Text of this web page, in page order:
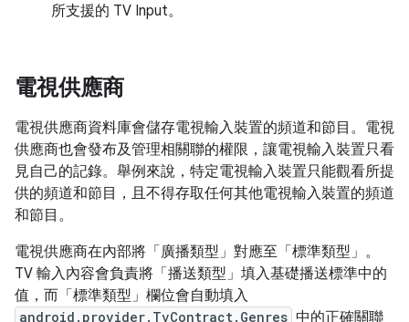
所支援的 TV Input。
電視供應商
電視供應商資料庫會儲存電視輸入裝置的頻道和節目。電視
供應商也會發布及管理相關聯的權限，讓電視輸入裝置只看
見自己的記錄。舉例來說，特定電視輸入裝置只能觀看所提
供的頻道和節目，且不得存取任何其他電視輸入裝置的頻道
和節目。
電視供應商在內部將「廣播類型」對應至「標準類型」。
TV 輸入內容會負責將「播送類型」填入基礎播送標準中的
值，而「標準類型」欄位會自動填入
android.provider.TvContract.Genres 中的正確關聯